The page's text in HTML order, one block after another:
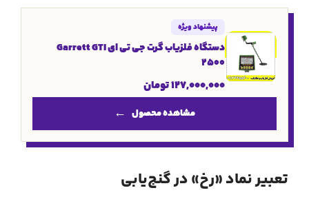
پیشنهاد ویژه
دستگاه فلزیاب گرت جی تی ای Garrett GTI
2500
127,000,000تومان
مشاهده محصول
تعبیر نماد «رخ» در گنج‌یابی